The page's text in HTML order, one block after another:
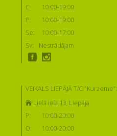
C:
10:00-19:00
P:
10:00-19:00
Se:
10:00-17:00
Sv:
Nestrādājam
VEIKALS LIEPĀJĀ T/C "Kurzeme":
Lielā iela 13, Liepāja
P:
10:00-20:00
O:
10:00-20:00